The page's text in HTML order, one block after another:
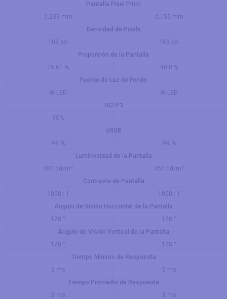
Pantalla Pixel Pitch
0.233 mm
0.155 mm
Densidad de Pixels
109 ppi
163 ppi
Proporción de la Pantalla
75.61 %
90.8 %
Fuente de Luz de Fondo
W-LED
W-LED
DCI P3
95%
sRGB
99 %
99 %
Luminosidad de la Pantalla
300 cd/m²
350 cd/m²
Contraste de Pantalla
1000 : 1
1000 : 1
Ángulo de Visión Horizontal de la Pantalla
178 °
178 °
Ángulo de Visión Vertical de la Pantalla
178 °
178 °
Tiempo Mínimo de Respuesta
5 ms
5 ms
Tiempo Promedio de Respuesta
8 ms
8 ms